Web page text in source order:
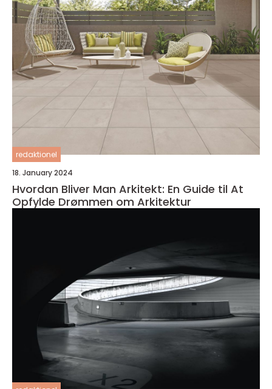
redaktionel
18. January 2024
Hvordan Bliver Man Arkitekt: En Guide til At
Opfylde Drømmen om Arkitektur